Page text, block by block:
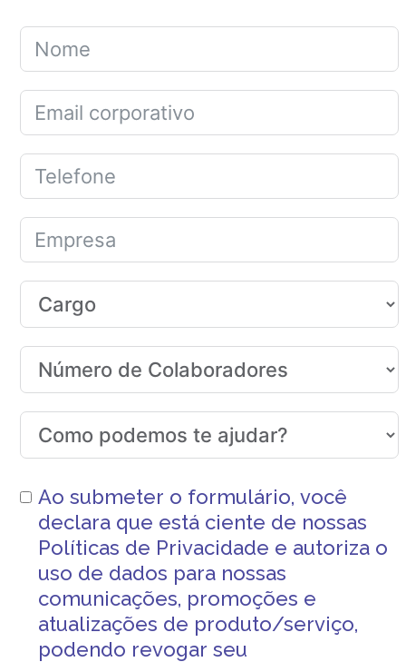
Ao submeter o formulário, você
declara que está ciente de nossas
Políticas de Privacidade e autoriza o
uso de dados para nossas
comunicações, promoções e
atualizações de produto/serviço,
podendo revogar seu